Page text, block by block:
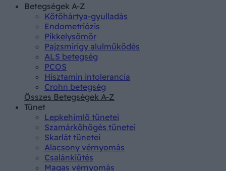
Betegségek A-Z
Kötőhártya-gyulladás
Endometriózis
Pikkelysömör
Pajzsmirigy alulműködés
ALS betegség
PCOS
Hisztamin intolerancia
Crohn betegség
Összes Betegségek A-Z
Tünet
Lepkehimlő tünetei
Szamárköhögés tünetei
Skarlát tünetei
Alacsony vérnyomás
Csalánkiütés
Magas vérnyomás